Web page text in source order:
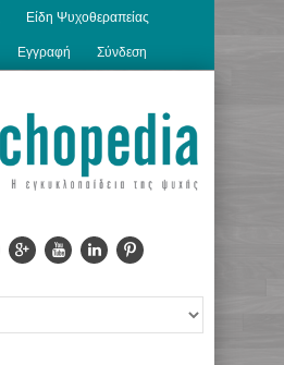
Είδη Ψυχοθεραπείας
Εγγραφή Σύνδεση